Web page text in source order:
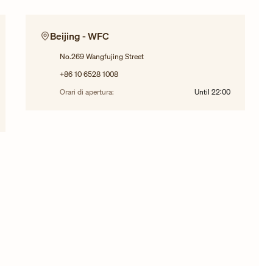
Beijing - WFC
No.269 Wangfujing Street
+86 10 6528 1008
Orari di apertura:
Until22:00